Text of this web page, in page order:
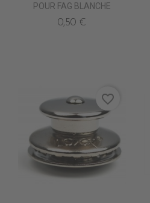
POUR FAG BLANCHE
0,50 €
favorite_border